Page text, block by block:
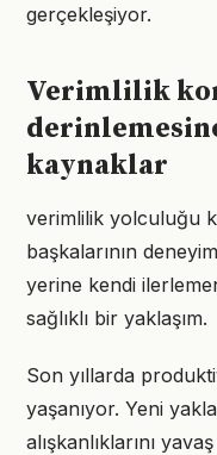
gerçekleşiyor.
Verimlilik
kaynaklar
verimlilik yolculuğu
başkalarının
yerine kendi
sağlıklı bir yaklaşım.
Son yıllarda
yaşanıyor. Yeni
alışkanlıklarını